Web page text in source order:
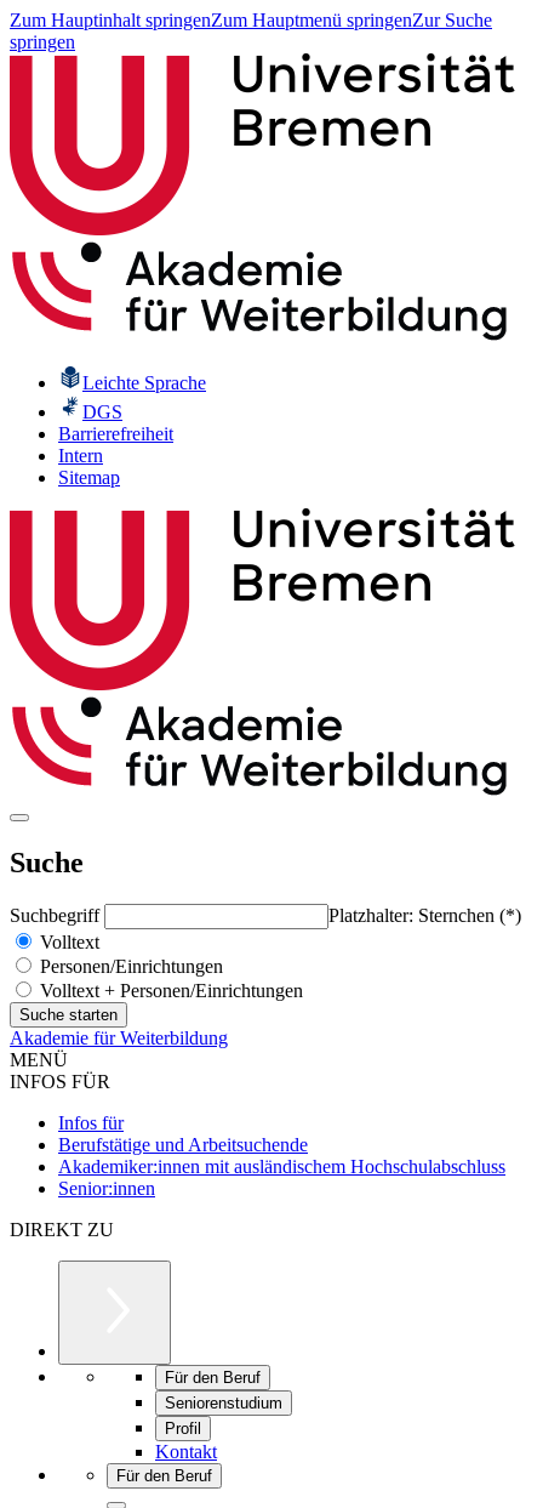
Zum Hauptinhalt springenZum Hauptmenü springenZur Suche
springen
Leichte Sprache
DGS
Barrierefreiheit
Intern
Sitemap
Suche
Suchbegriff
Platzhalter: Sternchen (*)
Volltext
Personen/Einrichtungen
Volltext + Personen/Einrichtungen
Akademie für Weiterbildung
MENÜ
INFOS FÜR
Infos für
Berufstätige und Arbeitsuchende
Akademiker:innen mit ausländischem Hochschulabschluss
Senior:innen
DIREKT ZU
Für den Beruf
Seniorenstudium
Profil
Kontakt
Für den Beruf